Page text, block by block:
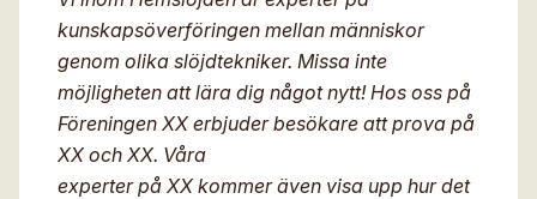
kunskapsöverföringen mellan människor
genom olika slöjdtekniker. Missa inte
möjligheten att lära dig något nytt! Hos oss på
Föreningen XX erbjuder besökare att prova på
XX och XX. Våra
experter på XX kommer även visa upp hur det